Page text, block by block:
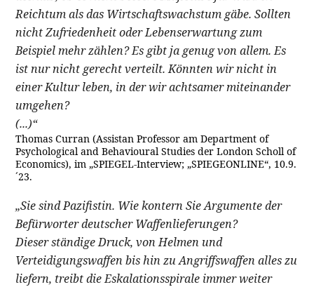
Reichtum als das Wirtschaftswachstum gäbe. Sollten
nicht Zufriedenheit oder Lebenserwartung zum
Beispiel mehr zählen? Es gibt ja genug von allem. Es
ist nur nicht gerecht verteilt. Könnten wir nicht in
einer Kultur leben, in der wir achtsamer miteinander
umgehen?
(...)“
Thomas Curran (Assistan Professor am Department of
Psychological and Behavioural Studies der London Scholl of
Economics), im „SPIEGEL-Interview; „SPIEGEONLINE“, 10.9.
´23.
„Sie sind Pazifistin. Wie kontern Sie Argumente der
Befürworter deutscher Waffenlieferungen?
Dieser ständige Druck, von Helmen und
Verteidigungswaffen bis hin zu Angriffswaffen alles zu
liefern, treibt die Eskalationsspirale immer weiter